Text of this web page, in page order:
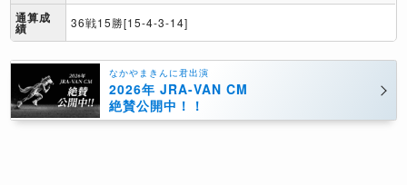
通算成
績 36戦15勝[15-4-3-14]
なかやまきんに君出演
2026年 JRA-VAN CM
絶賛公開中！！